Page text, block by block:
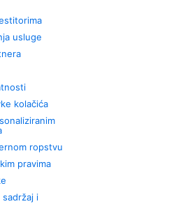
usluge
kolačića
ropstvu
pravima
sadržaj i